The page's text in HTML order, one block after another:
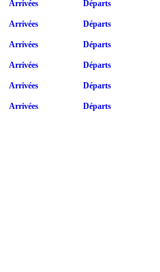
Arrivées Départs
Arrivées Départs
Arrivées Départs
Arrivées Départs
Arrivées Départs
Arrivées Départs